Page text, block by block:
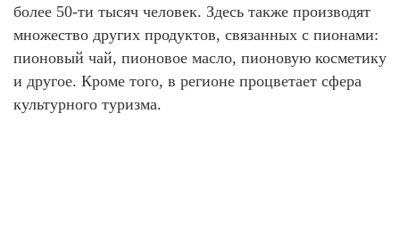
более 50-ти тысяч человек. Здесь также производят
множество других продуктов, связанных с пионами:
пионовый чай, пионовое масло, пионовую косметику
и другое. Кроме того, в регионе процветает сфера
культурного туризма.